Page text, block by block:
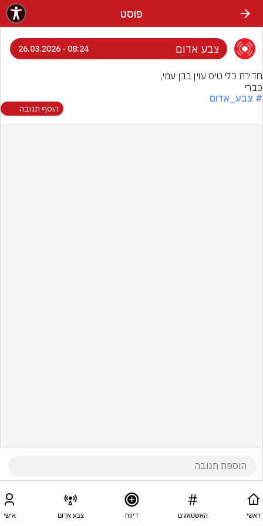
פוסט
צבע אדום 08:24 - 26.03.2026
כברי
# צבע_אדום
הוסף תגובה
ראשי האשטאגים דיווח צבע אדום אישי